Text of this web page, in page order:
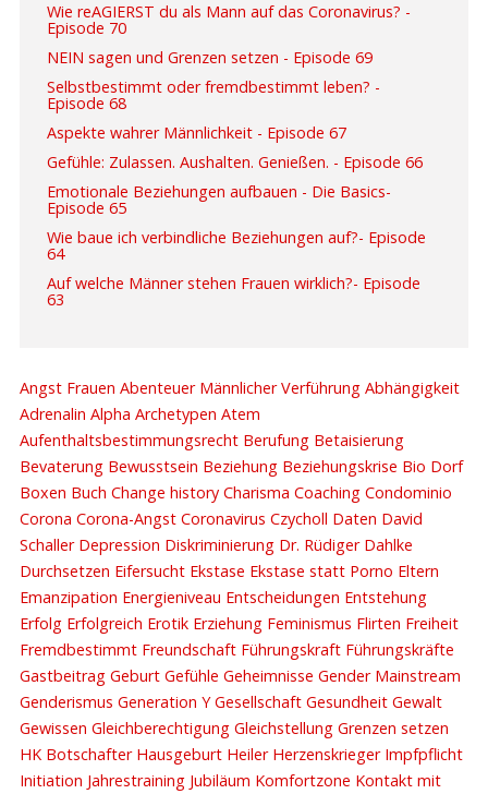
Wie reAGIERST du als Mann auf das Coronavirus? -
Episode 70
NEIN sagen und Grenzen setzen - Episode 69
Selbstbestimmt oder fremdbestimmt leben? -
Episode 68
Aspekte wahrer Männlichkeit - Episode 67
Gefühle: Zulassen. Aushalten. Genießen. - Episode 66
Emotionale Beziehungen aufbauen - Die Basics-
Episode 65
Wie baue ich verbindliche Beziehungen auf?- Episode
64
Auf welche Männer stehen Frauen wirklich?- Episode
63
Angst Frauen Abenteuer Männlicher Verführung Abhängigkeit
Adrenalin Alpha Archetypen Atem
Aufenthaltsbestimmungsrecht Berufung Betaisierung
Bevaterung Bewusstsein Beziehung Beziehungskrise Bio Dorf
Boxen Buch Change history Charisma Coaching Condominio
Corona Corona-Angst Coronavirus Czycholl Daten David
SchallerDepression Diskriminierung Dr. Rüdiger Dahlke
Durchsetzen Eifersucht Ekstase Ekstase statt Porno Eltern
Emanzipation Energieniveau Entscheidungen Entstehung
Erfolg Erfolgreich Erotik Erziehung Feminismus Flirten Freiheit
Fremdbestimmt Freundschaft Führungskraft Führungskräfte
Gastbeitrag Geburt Gefühle Geheimnisse Gender Mainstream
Genderismus Generation YGesellschaft Gesundheit Gewalt
Gewissen Gleichberechtigung Gleichstellung Grenzen setzen
HK BotschafterHausgeburt HeilerHerzenskriegerImpfpflicht
Initiation Jahrestraining Jubiläum Komfortzone Kontakt mit